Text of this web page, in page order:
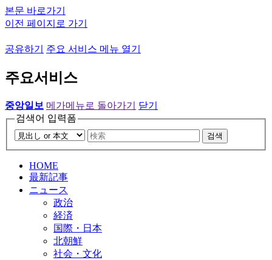
본문 바로가기
이전 페이지로 가기
공유하기 주요 서비스 메뉴 열기
주요서비스
중앙일보 메가메뉴로 돌아가기
닫기
검색어 입력폼
검색
HOME
最新記事
ニュース
政治
経済
国際・日本
北朝鮮
社会・文化